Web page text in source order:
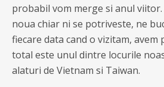
probabil vom merge si anul viitor.
noua chiar ni se potriveste, ne
fiecare data cand o vizitam,
total este unul dintre locurile
alaturi de Vietnam si Taiwan.